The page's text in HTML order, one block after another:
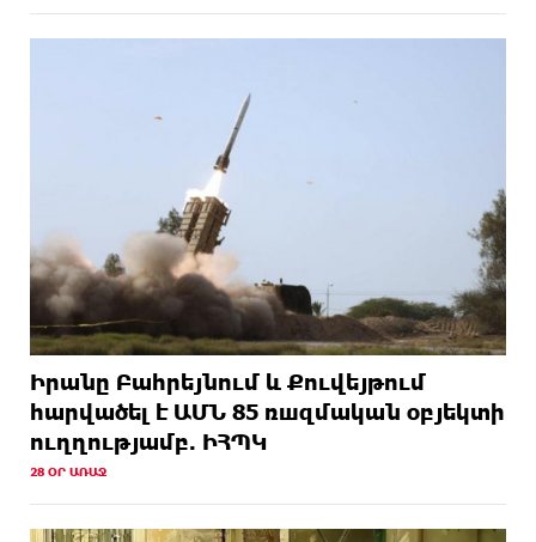
Իրանը Բահրեյնում և Քուվեյթում
hարվածել է ԱՄՆ 85 ռшզմական օբյեկտի
ուղղությամբ. ԻՀՊԿ
28 ՕՐ ԱՌԱՋ